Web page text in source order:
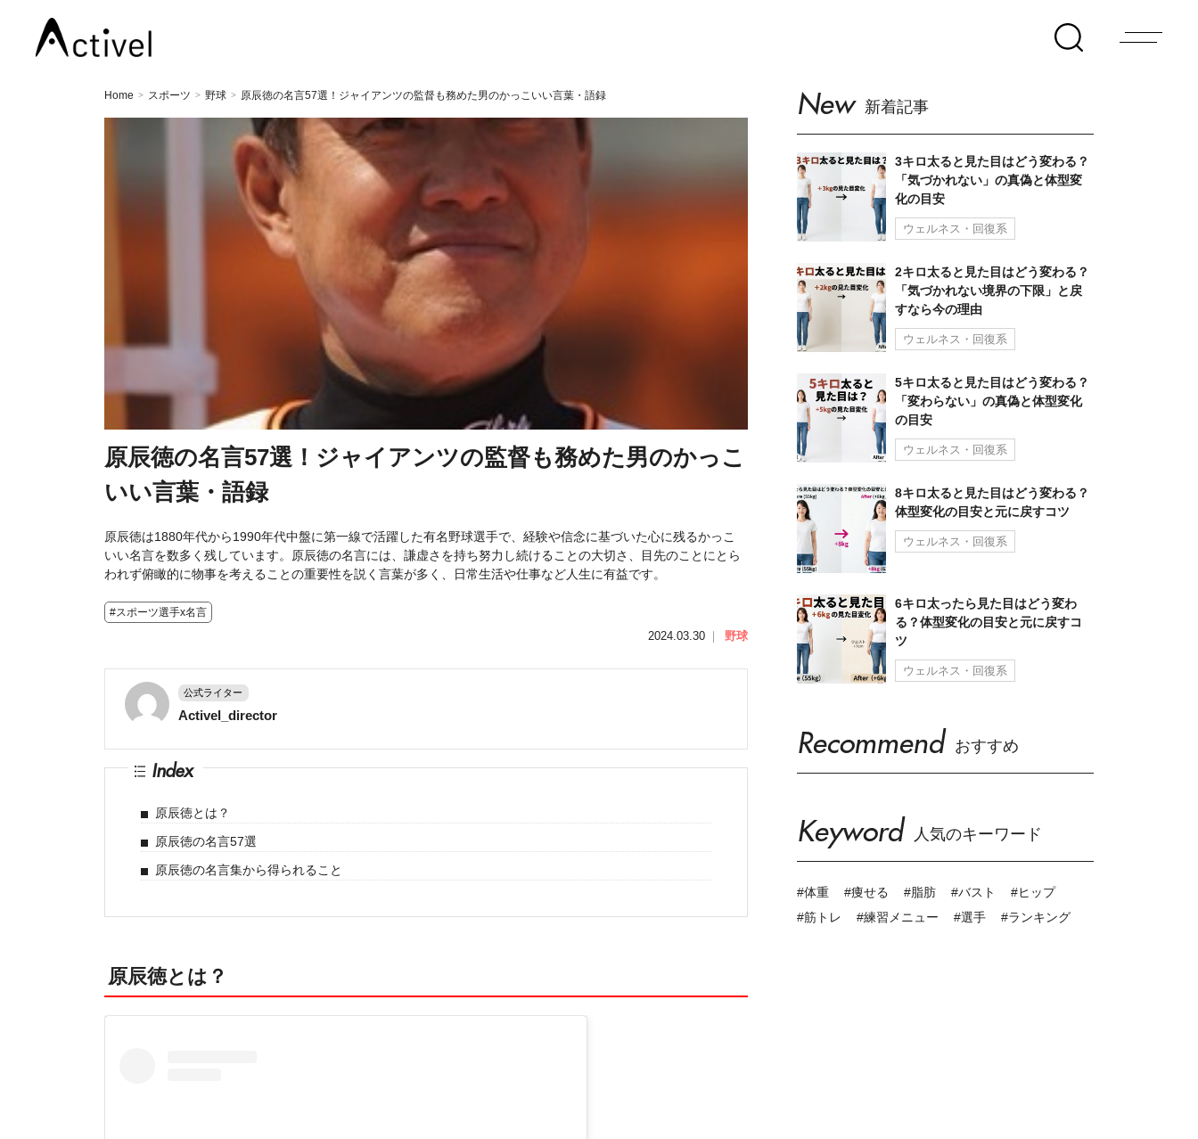
Home > スポーツ > 野球 > 原辰徳の名言57選！ジャイアンツの監督も務めた男のかっこいい言葉・語録
原辰徳の名言57選！ジャイアンツの監督も務めた男のかっこ
いい言葉・語録
原辰徳は1880年代から1990年代中盤に第一線で活躍した有名野球選手で、経験や信念に基づいた心に残るかっこ
いい名言を数多く残しています。原辰徳の名言には、謙虚さを持ち努力し続けることの大切さ、目先のことにとら
われず俯瞰的に物事を考えることの重要性を説く言葉が多く、日常生活や仕事など人生に有益です。
#スポーツ選手x名言
2024.03.30 ｜ 野球
公式ライター
Activel_director
Index
原辰徳とは？
原辰徳の名言57選
原辰徳の名言集から得られること
原辰徳とは？
New 新着記事
3キロ太ると見た目はどう変わる？
「気づかれない」の真偽と体型変
化の目安
ウェルネス・回復系
2キロ太ると見た目はどう変わる？
「気づかれない境界の下限」と戻
すなら今の理由
ウェルネス・回復系
5キロ太ると見た目はどう変わる？
「変わらない」の真偽と体型変化
の目安
ウェルネス・回復系
8キロ太ると見た目はどう変わる？
体型変化の目安と元に戻すコツ
ウェルネス・回復系
6キロ太ったら見た目はどう変わ
る？体型変化の目安と元に戻すコ
ツ
ウェルネス・回復系
Recommend おすすめ
Keyword 人気のキーワード
#体重 #痩せる #脂肪 #バスト
#ヒップ
#筋トレ
#練習メニュー #選手 #ランキング